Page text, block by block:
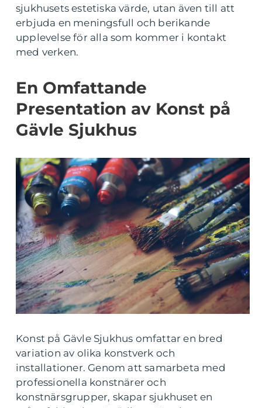
sjukhusets estetiska värde, utan även till att
erbjuda en meningsfull och berikande
upplevelse för alla som kommer i kontakt
med verken.
En Omfattande
Presentation av Konst på
Gävle Sjukhus
Konst på Gävle Sjukhus omfattar en bred
variation av olika konstverk och
installationer. Genom att samarbeta med
professionella konstnärer och
konstnärsgrupper, skapar sjukhuset en